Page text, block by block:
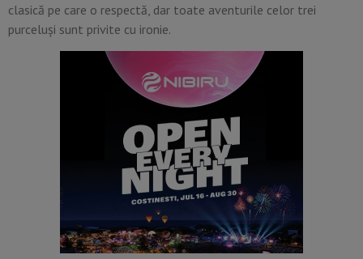
clasică pe care o respectă, dar toate aventurile celor trei
purceluşi sunt privite cu ironie.